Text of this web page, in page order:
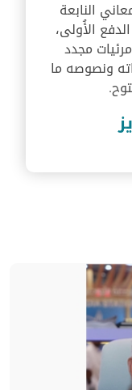
النابعة
الأُولى،
مجدد
ونصوصه ما